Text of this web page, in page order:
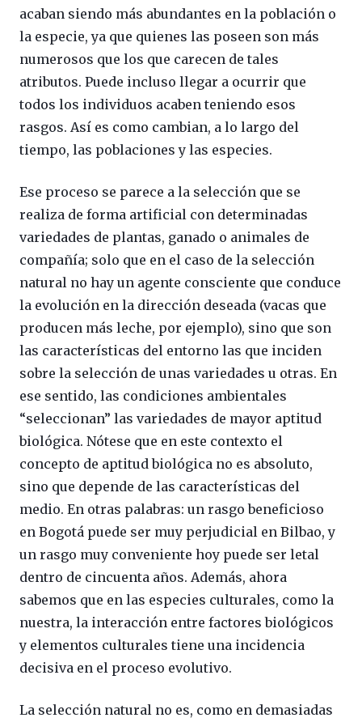
acaban siendo más abundantes en la población o
la especie, ya que quienes las poseen son más
numerosos que los que carecen de tales
atributos. Puede incluso llegar a ocurrir que
todos los individuos acaben teniendo esos
rasgos. Así es como cambian, a lo largo del
tiempo, las poblaciones y las especies.
Ese proceso se parece a la selección que se
realiza de forma artificial con determinadas
variedades de plantas, ganado o animales de
compañía; solo que en el caso de la selección
natural no hay un agente consciente que conduce
la evolución en la dirección deseada (vacas que
producen más leche, por ejemplo), sino que son
las características del entorno las que inciden
sobre la selección de unas variedades u otras. En
ese sentido, las condiciones ambientales
“seleccionan” las variedades de mayor aptitud
biológica. Nótese que en este contexto el
concepto de aptitud biológica no es absoluto,
sino que depende de las características del
medio. En otras palabras: un rasgo beneficioso
en Bogotá puede ser muy perjudicial en Bilbao, y
un rasgo muy conveniente hoy puede ser letal
dentro de cincuenta años. Además, ahora
sabemos que en las especies culturales, como la
nuestra, la interacción entre factores biológicos
y elementos culturales tiene una incidencia
decisiva en el proceso evolutivo.
La selección natural no es, como en demasiadas